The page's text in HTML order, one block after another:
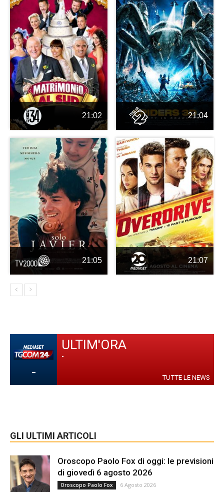
21:02 21:04
21:05 21:07
-
ULTIM'ORA
-
TUTTE LE NEWS
GLI ULTIMI ARTICOLI
Oroscopo Paolo Fox di oggi: le previsioni
di giovedì 6 agosto 2026
Oroscopo Paolo Fox 6 Agosto 2026